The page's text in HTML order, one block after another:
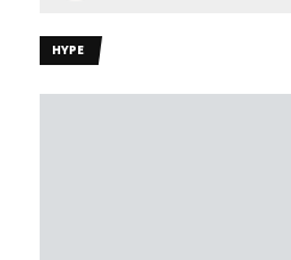
HYPE